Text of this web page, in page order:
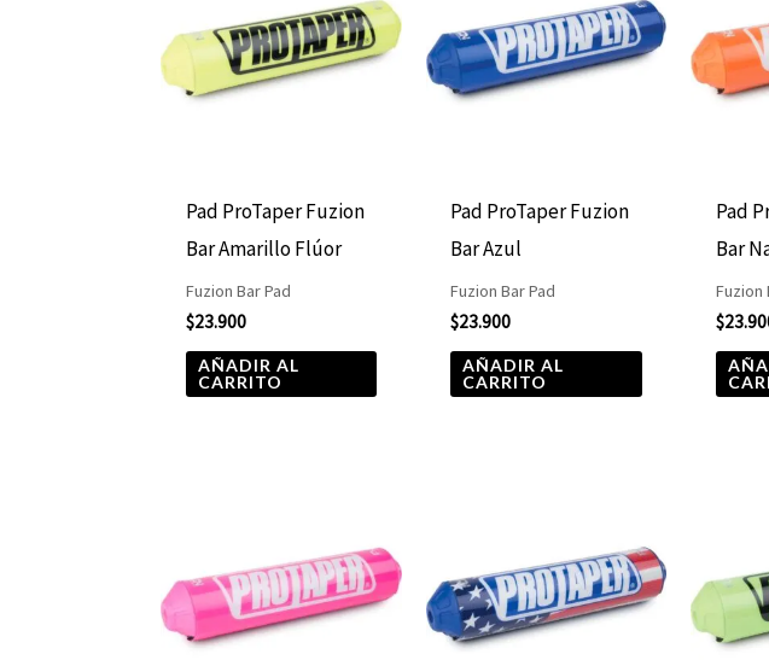
Pad ProTaper Fuzion
Bar Amarillo Flúor
Fuzion Bar Pad
$23.900
AÑADIR AL
CARRITO
Pad ProTaper Fuzion
Bar Azul
Fuzion Bar Pad
$23.900
AÑADIR AL
CARRITO
Pad
Bar
Fuzion
$